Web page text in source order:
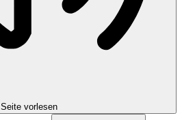
Seite vorlesen